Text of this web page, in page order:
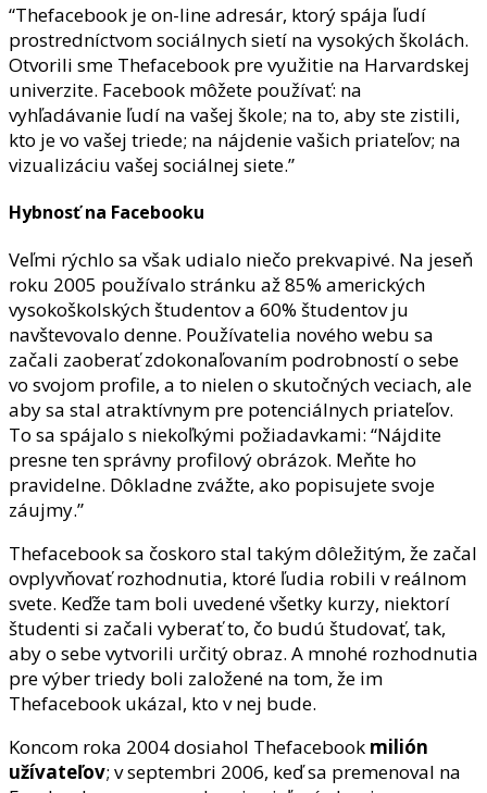
“Thefacebook je on-line adresár, ktorý spája ľudí
prostredníctvom sociálnych sietí na vysokých školách.
Otvorili sme Thefacebook pre využitie na Harvardskej
univerzite. Facebook môžete používať: na
vyhľadávanie ľudí na vašej škole; na to, aby ste zistili,
kto je vo vašej triede; na nájdenie vašich priateľov; na
vizualizáciu vašej sociálnej siete.”
Hybnosť na Facebooku
Veľmi rýchlo sa však udialo niečo prekvapivé. Na jeseň
roku 2005 používalo stránku až 85% amerických
vysokoškolských študentov a 60% študentov ju
navštevovalo denne. Používatelia nového webu sa
začali zaoberať zdokonaľovaním podrobností o sebe
vo svojom profile, a to nielen o skutočných veciach, ale
aby sa stal atraktívnym pre potenciálnych priateľov.
To sa spájalo s niekoľkými požiadavkami: “Nájdite
presne ten správny profilový obrázok. Meňte ho
pravidelne. Dôkladne zvážte, ako popisujete svoje
záujmy.”
Thefacebook sa čoskoro stal takým dôležitým, že začal
ovplyvňovať rozhodnutia, ktoré ľudia robili v reálnom
svete. Keďže tam boli uvedené všetky kurzy, niektorí
študenti si začali vyberať to, čo budú študovať, tak,
aby o sebe vytvorili určitý obraz. A mnohé rozhodnutia
pre výber triedy boli založené na tom, že im
Thefacebook ukázal, kto v nej bude.
Koncom roka 2004 dosiahol Thefacebook milión
užívateľov; v septembri 2006, keď sa premenoval na